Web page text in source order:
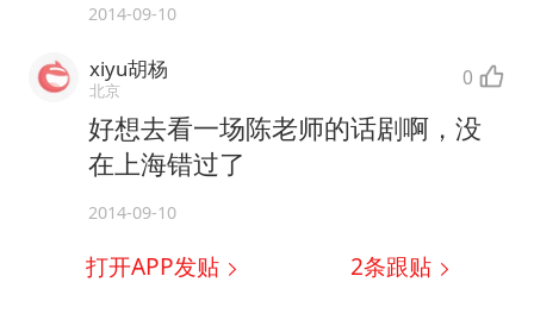
2014-09-10
xiyu胡杨
北京 0
好想去看一场陈老师的话剧啊，没
在上海错过了
2014-09-10
打开APP发贴 2条跟贴